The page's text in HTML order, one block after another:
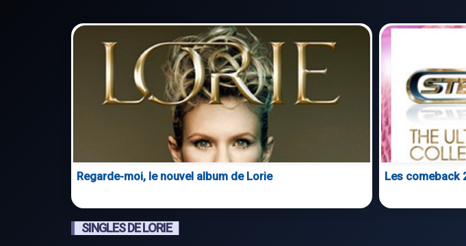
Regarde-moi, le nouvel album de Lorie Les comeback
SINGLES DE LORIE